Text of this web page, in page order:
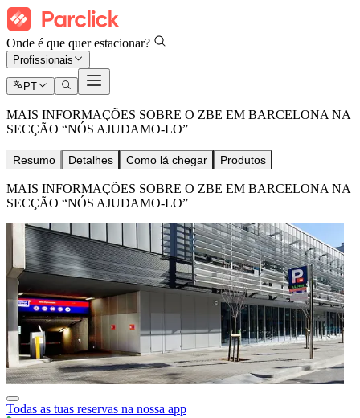
Onde é que quer estacionar?
Profissionais
PT
MAIS INFORMAÇÕES SOBRE O ZBE EM BARCELONA NA
SECÇÃO “NÓS AJUDAMO-LO”
Resumo Detalhes Como lá chegar Produtos
MAIS INFORMAÇÕES SOBRE O ZBE EM BARCELONA NA
SECÇÃO “NÓS AJUDAMO-LO”
Todas as tuas reservas na nossa app